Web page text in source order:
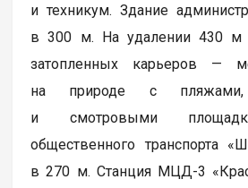
и техникум. Здание
в 300 м. На удалении 430 м
затопленных карьеров —
на природе с
и смотровыми
общественного транспорта
в 270 м. Станция МЦД-3